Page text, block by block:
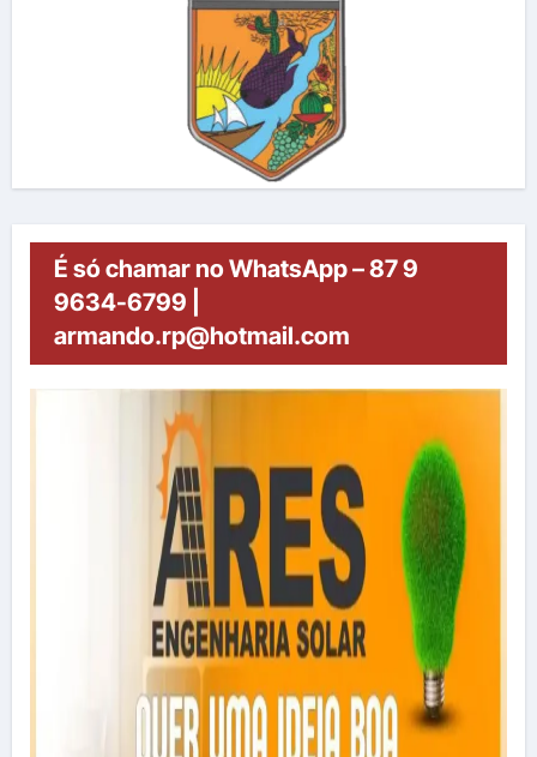
É só chamar no WhatsApp – 87 9
9634-6799 |
armando.rp@hotmail.com